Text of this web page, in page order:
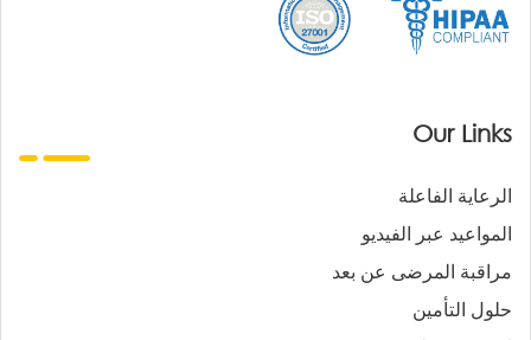
Our Links
الرعاية الفاعلة
المواعيد عبر الفيديو
مراقبة المرضى عن بعد
حلول التأمين